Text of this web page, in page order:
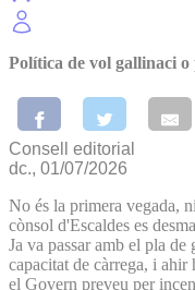
Política de vol gallinaci
Consell editorial
dc., 01/07/2026
No és la primera vegada,
cònsol d'Escaldes es
Ja va passar amb el pla
capacitat de càrrega, i ahir
el Govern preveu per